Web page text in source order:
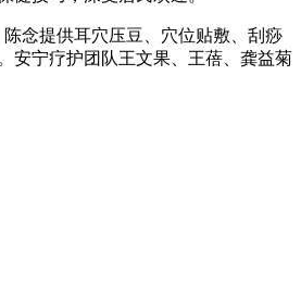
念提供耳穴压豆、穴位贴敷、刮痧
安宁疗护团队王文果、王蓓、龚益菊